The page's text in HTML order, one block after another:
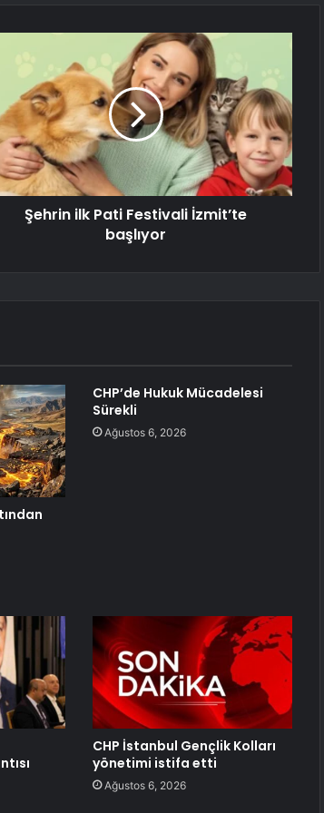
Şehrin ilk Pati Festivali İzmit’te
başlıyor
CHP’de Hukuk Mücadelesi
Sürekli
Ağustos 6, 2026
CHP İstanbul Gençlik Kolları
yönetimi istifa etti
Ağustos 6, 2026